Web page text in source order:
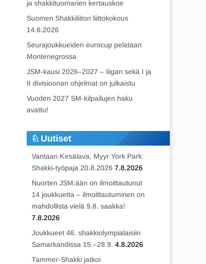
ja shakkituomarien kertauskoe
Suomen Shakkiliiton liittokokous
14.6.2026
Seurajoukkueiden eurocup pelataan
Montenegrossa
JSM-kausi 2026–2027 – liigan sekä I ja
II divisioonan ohjelmat on julkaistu
Vuoden 2027 SM-kilpailujen haku
avattu!
Uutiset
Vantaan Kesälava, Myyr York Park:
Shakki-työpaja 20.8.2026 7.8.2026
Nuorten JSM:ään on ilmoittautunut
14 joukkuetta – ilmoittautuminen on
mahdollista vielä 9.8. saakka!
7.8.2026
Joukkueet 46. shakkiolympialaisiin
Samarkandissa 15.–28.9. 4.8.2026
Tammer-Shakki jatkoi